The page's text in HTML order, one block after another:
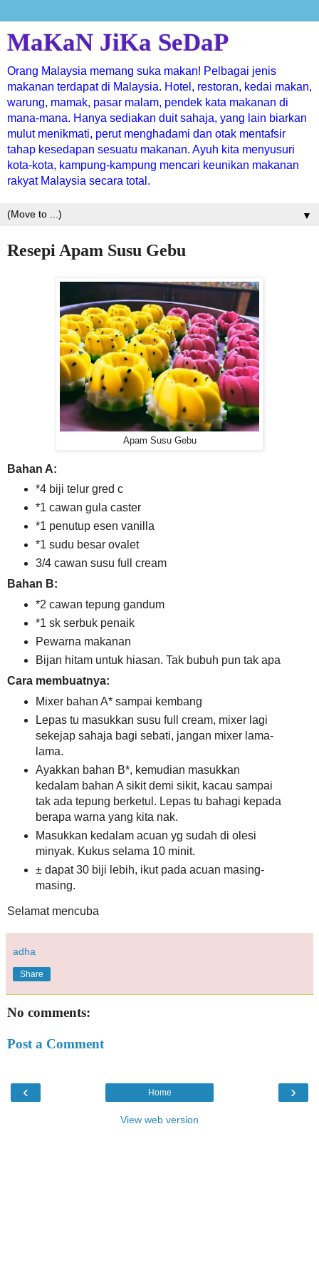
MaKaN JiKa SeDaP
Orang Malaysia memang suka makan! Pelbagai jenis
makanan terdapat di Malaysia. Hotel, restoran, kedai makan,
warung, mamak, pasar malam, pendek kata makanan di
mana-mana. Hanya sediakan duit sahaja, yang lain biarkan
mulut menikmati, perut menghadami dan otak mentafsir
tahap kesedapan sesuatu makanan. Ayuh kita menyusuri
kota-kota, kampung-kampung mencari keunikan makanan
rakyat Malaysia secara total.
▼
Resepi Apam Susu Gebu
Apam Susu Gebu
Bahan A:
*4 biji telur gred c
*1 cawan gula caster
*1 penutup esen vanilla
*1 sudu besar ovalet
3/4 cawan susu full cream
Bahan B:
*2 cawan tepung gandum
*1 sk serbuk penaik
Pewarna makanan
Bijan hitam untuk hiasan. Tak bubuh pun tak apa
Cara membuatnya:
Mixer bahan A* sampai kembang
Lepas tu masukkan susu full cream, mixer lagi
sekejap sahaja bagi sebati, jangan mixer lama-
lama.
Ayakkan bahan B*, kemudian masukkan
kedalam bahan A sikit demi sikit, kacau sampai
tak ada tepung berketul. Lepas tu bahagi kepada
berapa warna yang kita nak.
Masukkan kedalam acuan yg sudah di olesi
minyak. Kukus selama 10 minit.
± dapat 30 biji lebih, ikut pada acuan masing-
masing.
Selamat mencuba
adha
Share
No comments:
Post a Comment
‹ ›
Home
View web version